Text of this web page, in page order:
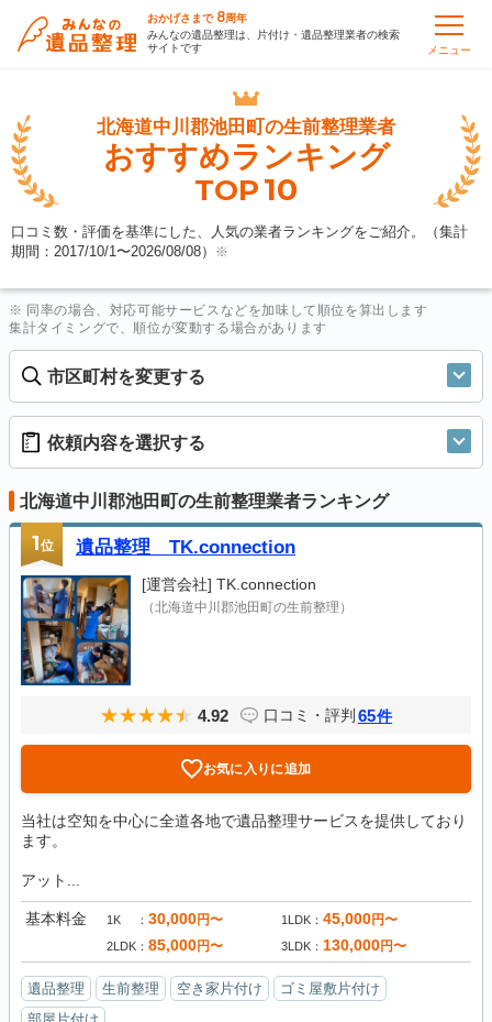
おかげさまで 8周年
みんなの遺品整理は、片付け・遺品整理業者の検索
サイトです
メニュー
北海道中川郡池田町の生前整理業者
おすすめランキング
TOP10
口コミ数・評価を基準にした、人気の業者ランキングをご紹介。（集計
期間：2017/10/1〜2026/08/08） ※
※ 同率の場合、対応可能サービスなどを加味して順位を算出します
集計タイミングで、順位が変動する場合があります
市区町村を変更する
依頼内容を選択する
北海道中川郡池田町の生前整理業者ランキング
1位 遺品整理 TK.connection
[運営会社] TK.connection
（北海道中川郡池田町の生前整理）
4.92 口コミ・評判 65件
お気に入りに追加
当社は空知を中心に全道各地で遺品整理サービスを提供しており
ます。
アット...
基本料金 1K 30,000円〜 1LDK 45,000円〜
2LDK 85,000円〜 3LDK 130,000円〜
遺品整理 生前整理 空き家片付け
ゴミ屋敷片付け